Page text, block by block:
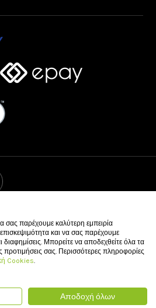
vour.gr All rights reserved
παρέχουμε καλύτερη εμπειρία
και να σας παρέχουμε
διαφημίσεις. Μπορείτε να αποδεχθείτε όλα τα
σας. Περισσότερες πληροφορίες
Cookies.
Αποδοχή όλων